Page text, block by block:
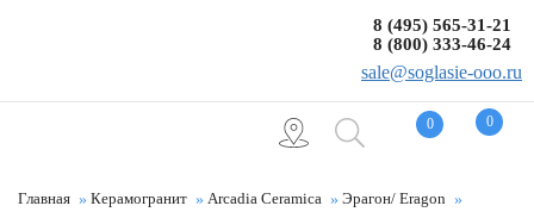
0 0
8 (495) 565-31-21
8 (800) 333-46-24
sale@soglasie-ooo.ru
Главная Керамогранит Arcadia Ceramica
Эрагон/ Eragon